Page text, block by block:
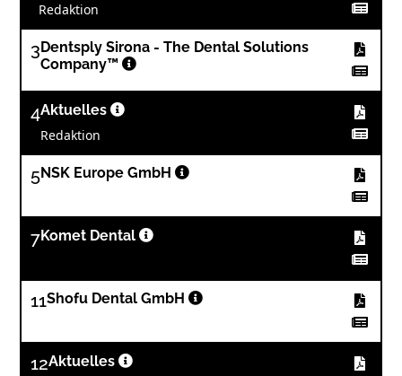
Redaktion
3 Dentsply Sirona - The Dental Solutions
Company™
4Aktuelles
Redaktion
5NSK Europe GmbH
7Komet Dental
11Shofu Dental GmbH
12Aktuelles